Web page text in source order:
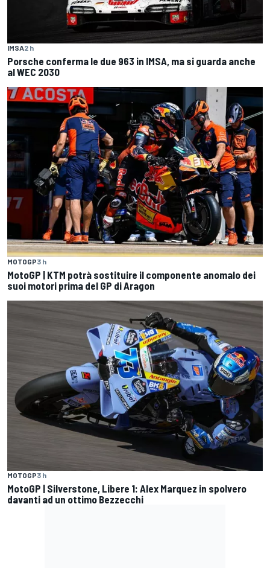
IMSA2 h
Porsche conferma le due 963 in IMSA, ma si guarda anche
al WEC 2030
MOTOGP3 h
MotoGP | KTM potrà sostituire il componente anomalo dei
suoi motori prima del GP di Aragon
MOTOGP3 h
MotoGP | Silverstone, Libere 1: Alex Marquez in spolvero
davanti ad un ottimo Bezzecchi